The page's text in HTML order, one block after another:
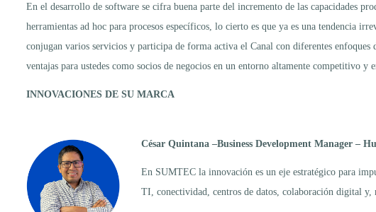
En el desarrollo de software se cifra buena parte del incremento de las capacidades
herramientas ad hoc para procesos específicos, lo cierto es que ya es una tendencia
conjugan varios servicios y participa de forma activa el Canal con diferentes
ventajas para ustedes como socios de negocios en un entorno altamente competitivo y
INNOVACIONES DE SU MARCA
César Quintana –Business Development Manager –
En SUMTEC la innovación es un eje estratégico para
TI, conectividad, centros de datos, colaboración digital